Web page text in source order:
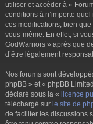
utiliser et accéder à «
conditions à n’importe
ces modifications, bien
vous-même. En effet, si
GodWarriors » après que
d’être légalement
Nos forums sont
phpBB » et « phpBB
déclaré sous la « licence
téléchargé sur le site de
de faciliter les discussions